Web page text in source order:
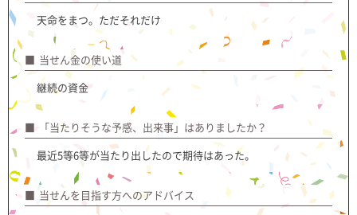
天命をまつ。ただそれだけ
当せん金の使い道
継続の資金
「当たりそうな予感、出来事」はありましたか？
最近5等6等が当たり出したので期待はあった。
当せんを目指す方へのアドバイス